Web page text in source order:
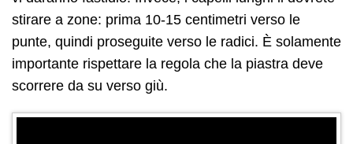
stirare a zone: prima 10-15 centimetri verso le
punte, quindi proseguite verso le radici. È solamente
importante rispettare la regola che la piastra deve
scorrere da su verso giù.